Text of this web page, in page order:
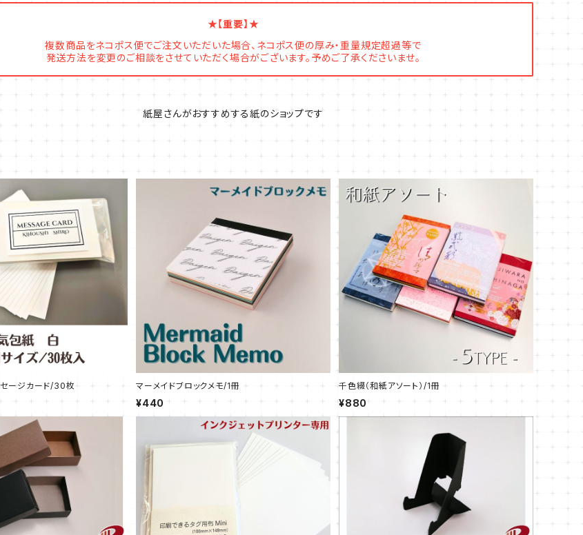
★【重要】★
複数商品をネコポス便でご注文いただいた場合、ネコポス便の厚み・重量規定超過等で
発送方法を変更のご相談をさせていただく場合がございます。予めご了承くださいませ。
紙屋さんがおすすめする紙のショップです
ージカード/30枚 マーメイドブロックメモ/1冊
¥440
千色綴（和紙アソート）/1冊
¥880